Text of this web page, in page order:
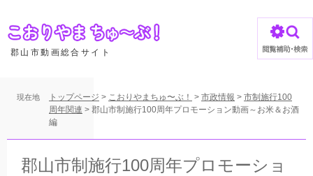
ジ
郡山市動画総合サイト
現在地 トップページ > こおりやまちゅ〜ぶ！ > 市政情報 > 市制施行100
周年関連 > 郡山市制施行100周年プロモーション動画～お米＆お酒
編
郡山市制施行100周年プロモーショ